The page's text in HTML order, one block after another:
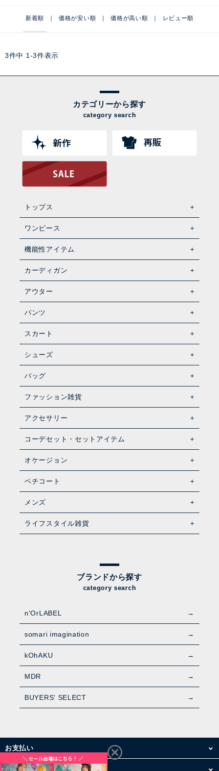
新着順 価格が安い順 価格が高い順 レビュー順
3件中 1 -3件表示
カテゴリーから探す
category search
トップス
ワンピース
機能性アイテム
カーディガン
アウター
パンツ
スカート
シューズ
バッグ
ファッション雑貨
アクセサリー
コーデセット・セットアイテム
オケージョン
ペチコート
メンズ
ライフスタイル雑貨
ブランドから探す
category search
n'OrLABEL
somari imagination
kOhAKU
MDR
BUYERS' SELECT
お支払い
配送・送料